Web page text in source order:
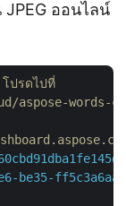
JPEG ออนไลน์
ปรดไปที่
aspose-words-
be35-